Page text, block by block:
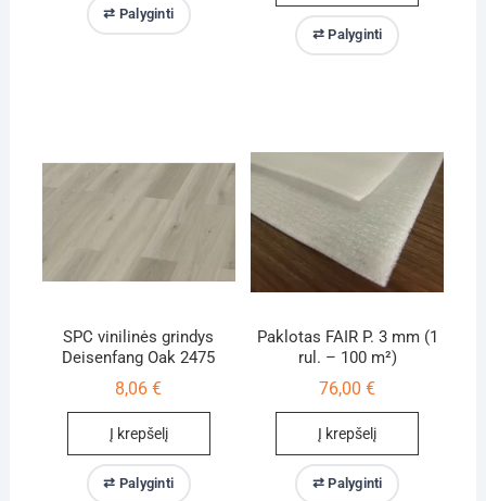
⇄ Palyginti
⇄ Palyginti
SPC vinilinės grindys
Deisenfang Oak 2475
8,06€
Į krepšelį
⇄ Palyginti
Paklotas FAIR P. 3 mm (1
rul. – 100 m²)
76,00€
Į krepšelį
⇄ Palyginti